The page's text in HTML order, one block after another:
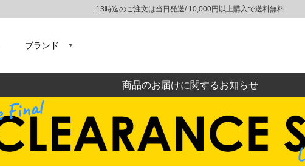
13時迄のご注文は当日発送/ 10,000円以上購入で送料無料
ブランド
商品のお届けに関するお知らせ